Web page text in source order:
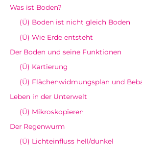
Was ist Boden?
(Ü) Boden ist nicht gleich Boden
(Ü) Wie Erde entsteht
Der Boden und seine Funktionen
(Ü) Kartierung
(Ü) Flächenwidmungsplan und
Leben in der Unterwelt
(Ü) Mikroskopieren
Der Regenwurm
(Ü) Lichteinfluss hell/dunkel